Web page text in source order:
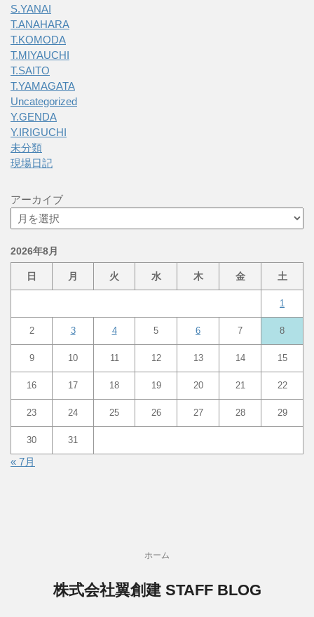
S.YANAI
T.ANAHARA
T.KOMODA
T.MIYAUCHI
T.SAITO
T.YAMAGATA
Uncategorized
Y.GENDA
Y.IRIGUCHI
未分類
現場日記
アーカイブ
2026年8月
日 月 火 水 木 金 土
1
2 3 4 5 6 7 8
9 10 11 12 13 14 15
16 17 18 19 20 21 22
23 24 25 26 27 28 29
30 31
« 7月
ホーム
株式会社翼創建 STAFF BLOG